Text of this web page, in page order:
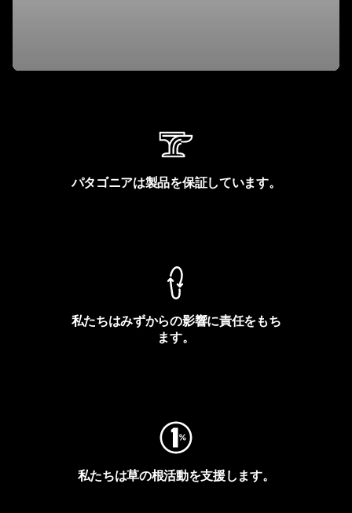
パタゴニアは製品を保証しています。
私たちはみずからの影響に責任をもち
ます。
私たちは草の根活動を支援します。